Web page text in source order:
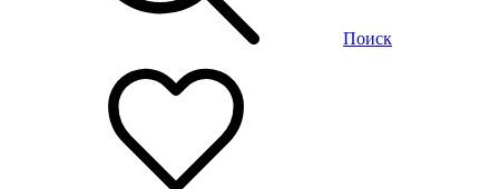
Поиск